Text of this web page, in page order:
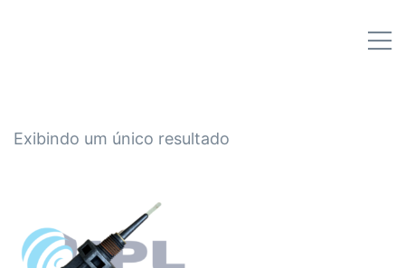
Exibindo um único resultado